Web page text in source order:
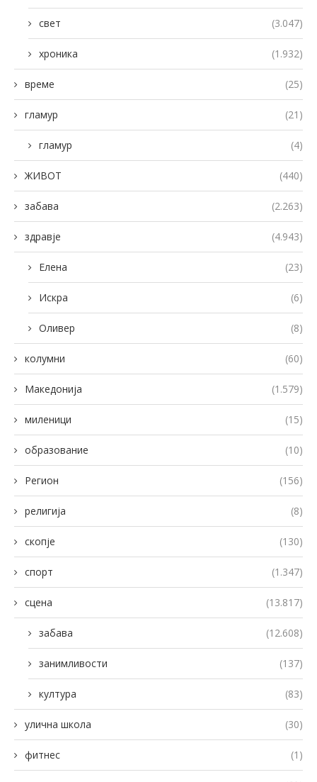
свет (3.047)
хроника (1.932)
време (25)
гламур (21)
гламур (4)
ЖИВОТ (440)
забава (2.263)
здравје (4.943)
Елена (23)
Искра (6)
Оливер (8)
колумни (60)
Македонија (1.579)
миленици (15)
образование (10)
Регион (156)
религија (8)
скопје (130)
спорт (1.347)
сцена (13.817)
забава (12.608)
занимливости (137)
култура (83)
улична школа (30)
фитнес (1)